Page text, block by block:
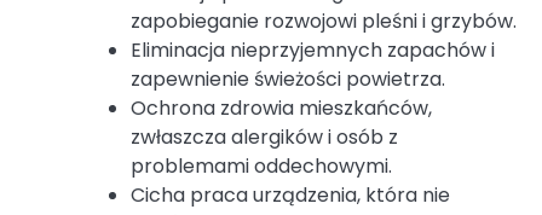
zapobieganie rozwojowi pleśni i grzybów.
Eliminacja nieprzyjemnych zapachów i
zapewnienie świeżości powietrza.
Ochrona zdrowia mieszkańców,
zwłaszcza alergików i osób z
problemami oddechowymi.
Cicha praca urządzenia, która nie